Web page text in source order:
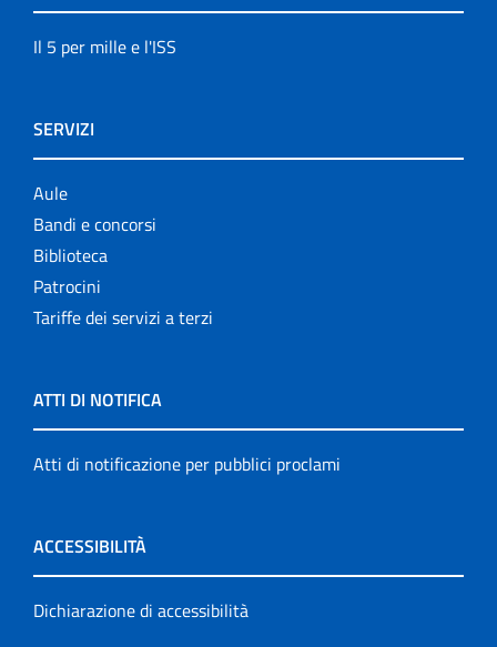
Il 5 per mille e l'ISS
SERVIZI
Aule
Bandi e concorsi
Biblioteca
Patrocini
Tariffe dei servizi a terzi
ATTI DI NOTIFICA
Atti di notificazione per pubblici proclami
ACCESSIBILITÀ
Dichiarazione di accessibilità